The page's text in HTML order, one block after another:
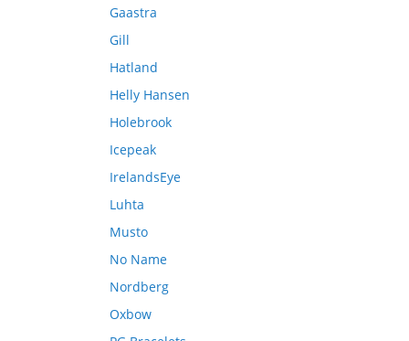
Gaastra
Gill
Hatland
Helly Hansen
Holebrook
Icepeak
IrelandsEye
Luhta
Musto
No Name
Nordberg
Oxbow